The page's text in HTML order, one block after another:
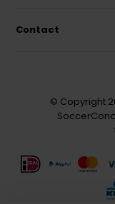
Contact
© Copyright